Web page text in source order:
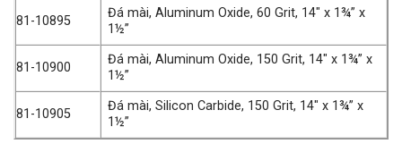
81-10895
Đá mài, Aluminum Oxide, 60 Grit, 14″ x 1¾” x
1½”
81-10900
Đá mài, Aluminum Oxide, 150 Grit, 14″ x 1¾” x
1½”
81-10905
Đá mài, Silicon Carbide, 150 Grit, 14″ x 1¾” x
1½”